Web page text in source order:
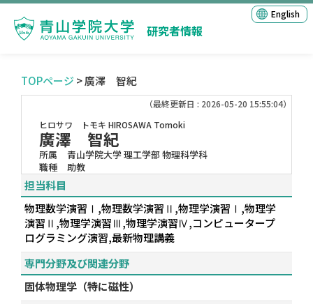
研究者情報
English
TOPページ > 廣澤 智紀
（最終更新日 : 2026-05-20 15:55:04）
ヒロサワ トモキ HIROSAWA Tomoki
廣澤 智紀
所属
青山学院大学 理工学部 物理科学科
職種
助教
担当科目
物理数学演習Ⅰ,物理数学演習Ⅱ,物理学演習Ⅰ,物理学
演習Ⅱ,物理学演習Ⅲ,物理学演習Ⅳ,コンピュータープ
ログラミング演習,最新物理講義
専門分野及び関連分野
固体物理学（特に磁性）